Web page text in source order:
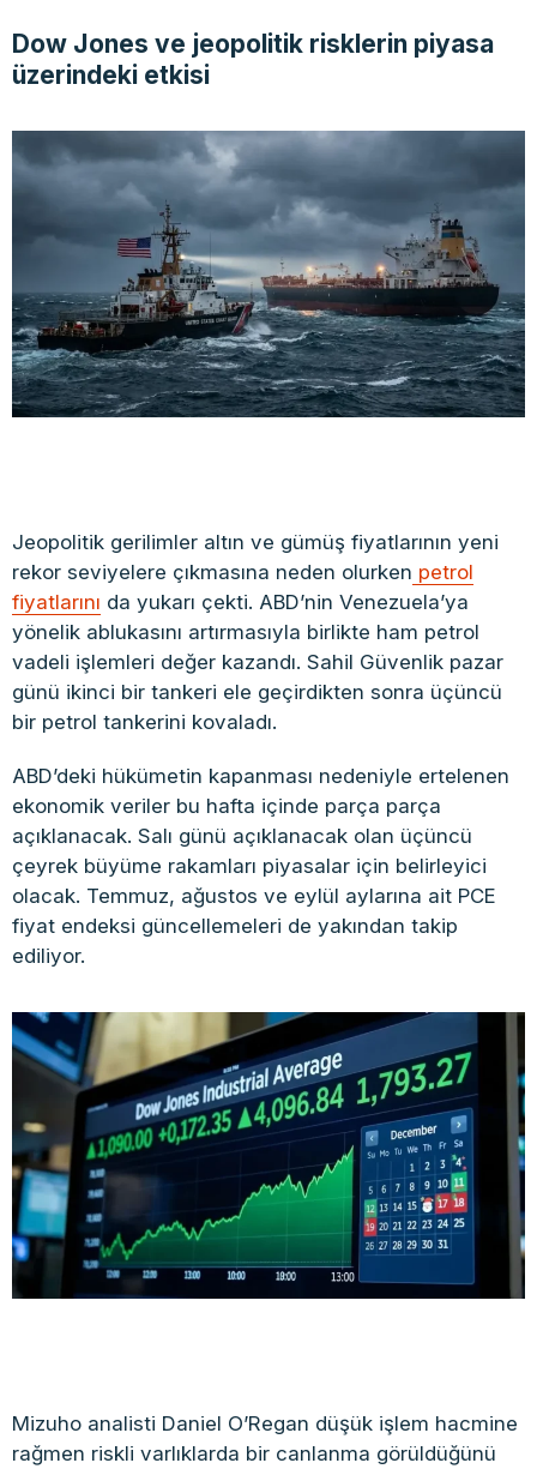
Dow Jones ve jeopolitik risklerin piyasa
üzerindeki etkisi
Jeopolitik gerilimler altın ve gümüş fiyatlarının yeni
rekor seviyelere çıkmasına neden olurken petrol
fiyatlarını da yukarı çekti. ABD’nin Venezuela’ya
yönelik ablukasını artırmasıyla birlikte ham petrol
vadeli işlemleri değer kazandı. Sahil Güvenlik pazar
günü ikinci bir tankeri ele geçirdikten sonra üçüncü
bir petrol tankerini kovaladı.
ABD’deki hükümetin kapanması nedeniyle ertelenen
ekonomik veriler bu hafta içinde parça parça
açıklanacak. Salı günü açıklanacak olan üçüncü
çeyrek büyüme rakamları piyasalar için belirleyici
olacak. Temmuz, ağustos ve eylül aylarına ait PCE
fiyat endeksi güncellemeleri de yakından takip
ediliyor.
Mizuho analisti Daniel O’Regan düşük işlem hacmine
rağmen riskli varlıklarda bir canlanma görüldüğünü